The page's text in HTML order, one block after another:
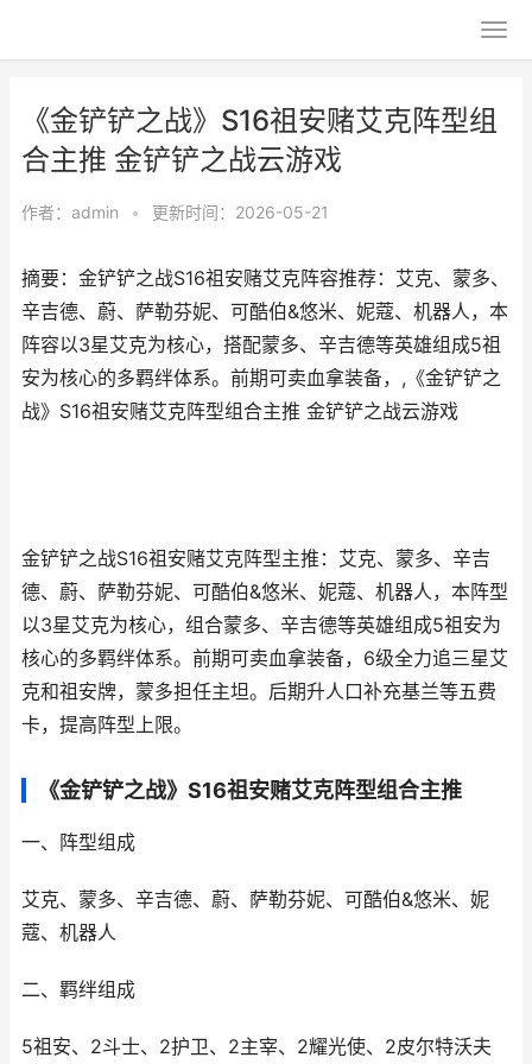
《金铲铲之战》S16祖安赌艾克阵型组
合主推 金铲铲之战云游戏
作者： admin • 更新时间：2026-05-21
摘要：金铲铲之战S16祖安赌艾克阵容推荐：艾克、蒙多、
辛吉德、蔚、萨勒芬妮、可酷伯&悠米、妮蔻、机器人，本
阵容以3星艾克为核心，搭配蒙多、辛吉德等英雄组成5祖
安为核心的多羁绊体系。前期可卖血拿装备，,《金铲铲之
战》S16祖安赌艾克阵型组合主推 金铲铲之战云游戏
金铲铲之战S16祖安赌艾克阵型主推：艾克、蒙多、辛吉
德、蔚、萨勒芬妮、可酷伯&悠米、妮蔻、机器人，本阵型
以3星艾克为核心，组合蒙多、辛吉德等英雄组成5祖安为
核心的多羁绊体系。前期可卖血拿装备，6级全力追三星艾
克和祖安牌，蒙多担任主坦。后期升人口补充基兰等五费
卡，提高阵型上限。
《金铲铲之战》S16祖安赌艾克阵型组合主推
一、阵型组成
艾克、蒙多、辛吉德、蔚、萨勒芬妮、可酷伯&悠米、妮
蔻、机器人
二、羁绊组成
5祖安、2斗士、2护卫、2主宰、2耀光使、2皮尔特沃夫